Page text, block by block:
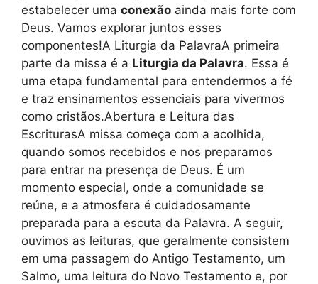
estabelecer uma conexão ainda mais forte com
Deus. Vamos explorar juntos esses
componentes!A Liturgia da PalavraA primeira
parte da missa é a Liturgia da Palavra. Essa é
uma etapa fundamental para entendermos a fé
e traz ensinamentos essenciais para vivermos
como cristãos.Abertura e Leitura das
EscriturasA missa começa com a acolhida,
quando somos recebidos e nos preparamos
para entrar na presença de Deus. É um
momento especial, onde a comunidade se
reúne, e a atmosfera é cuidadosamente
preparada para a escuta da Palavra. A seguir,
ouvimos as leituras, que geralmente consistem
em uma passagem do Antigo Testamento, um
Salmo, uma leitura do Novo Testamento e, por